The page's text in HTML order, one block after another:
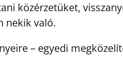
közérzetüket,
nekik való.
– egyedi